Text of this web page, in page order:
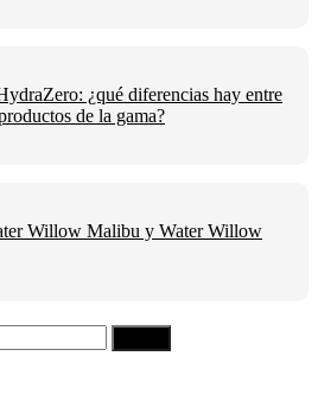
¿qué diferencias hay entre
de la gama?
Willow Malibu y Water Willow